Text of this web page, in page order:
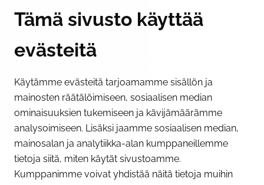
Tämä sivusto käyttää
evästeitä
Käytämme evästeitä tarjoamamme sisällön ja
mainosten räätälöimiseen, sosiaalisen median
ominaisuuksien tukemiseen ja kävijämäärämme
analysoimiseen. Lisäksi jaamme sosiaalisen median,
mainosalan ja analytiikka-alan kumppaneillemme
tietoja siitä, miten käytät sivustoamme.
Kumppanimme voivat yhdistää näitä tietoja muihin
09.06.2026
Huomioi Tornion sillan
alikulkukohdat liikkuessasi